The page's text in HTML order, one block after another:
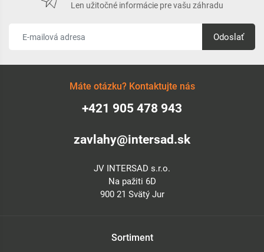
Len užitočné informácie pre vašu záhradu
Odoslať
Máte otázku? Kontaktujte nás
+421 905 478 943
zavlahy@intersad.sk
JV INTERSAD s.r.o.
Na pažiti 6D
900 21 Svätý Jur
Sortiment